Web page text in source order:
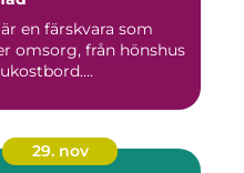
en färskvara som
omsorg, från hönshus
29. nov